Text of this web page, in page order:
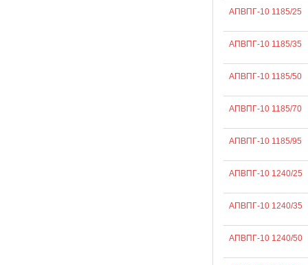
АПВПГ-10 1185/25
АПВПГ-10 1185/35
АПВПГ-10 1185/50
АПВПГ-10 1185/70
АПВПГ-10 1185/95
АПВПГ-10 1240/25
АПВПГ-10 1240/35
АПВПГ-10 1240/50